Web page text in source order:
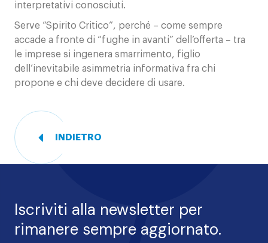
interpretativi conosciuti.
Serve “Spirito Critico”, perché – come sempre
accade a fronte di “fughe in avanti” dell’offerta – tra
le imprese si ingenera smarrimento, figlio
dell’inevitabile asimmetria informativa fra chi
propone e chi deve decidere di usare.
INDIETRO
Iscriviti alla newsletter per
rimanere sempre aggiornato.